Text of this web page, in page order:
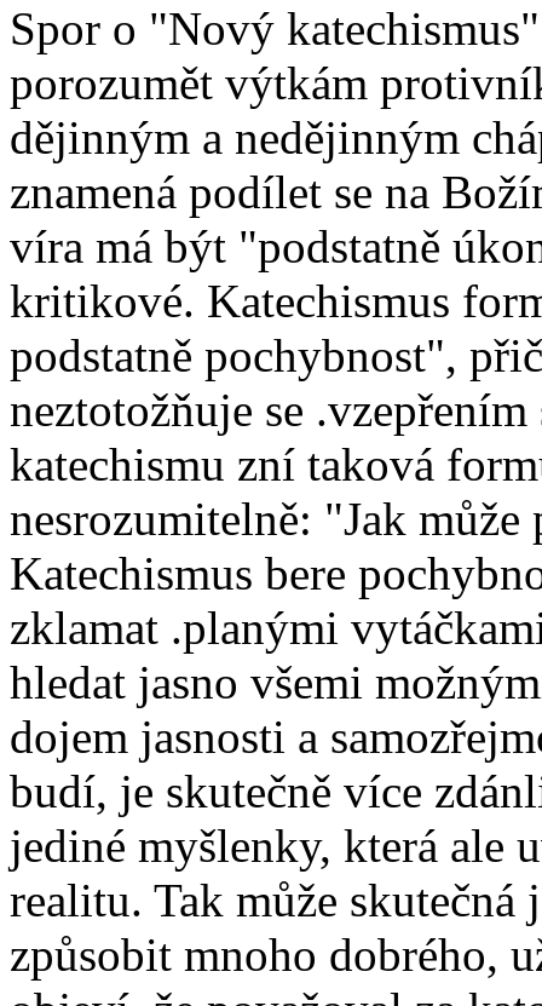
Spor o "Nový
porozumět výtkám
dějinným a nedějinným
znamená podílet se na
víra má být "podstatně
kritikové. Katechismus
podstatně pochybnost",
neztotožňuje se
katechismu zní taková
nesrozumitelně: "Jak
Katechismus bere
zklamat .planými
hledat jasno všemi
dojem jasnosti a
budí, je skutečně více
jediné myšlenky, která ale
realitu. Tak může
způsobit mnoho dobrého,